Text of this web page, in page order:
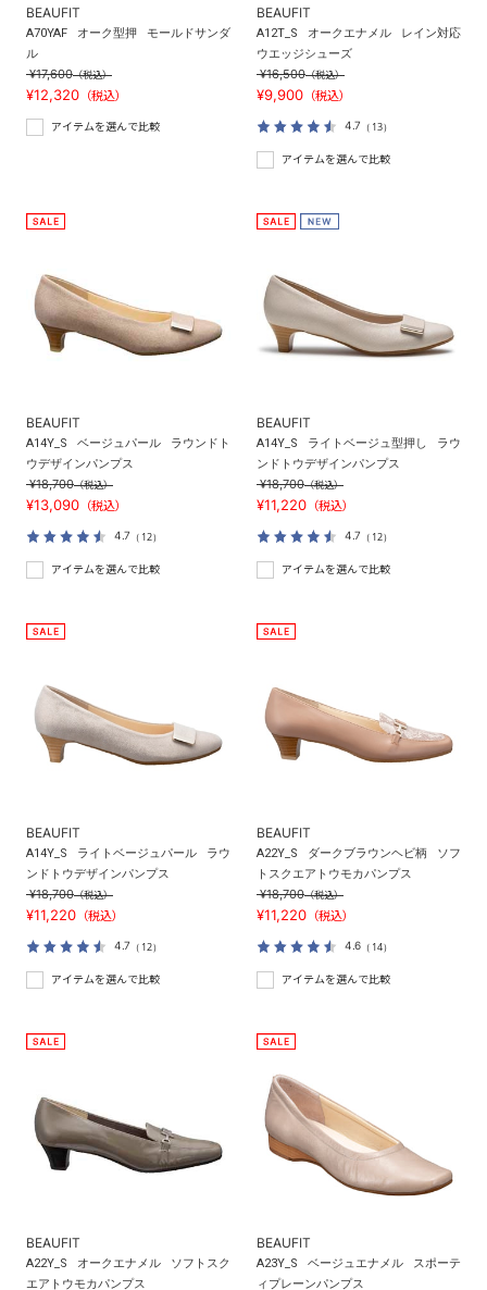
BEAUFIT
A70YAF オーク型押
モールドサンダ
ル
¥17,600（税込）
¥12,320 （税込）
アイテムを選んで比較
BEAUFIT
A12T_S オークエナメル
レイン対応
ウエッジシューズ
¥16,500（税込）
¥9,900 （税込）
4.7 （13）
アイテムを選んで比較
BEAUFIT
A14Y_S ベージュパール
ラウンドト
ウデザインパンプス
¥18,700（税込）
¥13,090 （税込）
4.7 （12）
アイテムを選んで比較
BEAUFIT
A14Y_S ライトベージュ型押し
ラウ
ンドトウデザインパンプス
¥18,700（税込）
¥11,220 （税込）
4.7 （12）
アイテムを選んで比較
BEAUFIT
A14Y_S ライトベージュパール
ラウ
ンドトウデザインパンプス
¥18,700（税込）
¥11,220 （税込）
4.7 （12）
アイテムを選んで比較
BEAUFIT
A22Y_S ダークブラウンヘビ柄
ソフ
トスクエアトウモカパンプス
¥18,700（税込）
¥11,220 （税込）
4.6 （14）
アイテムを選んで比較
BEAUFIT
A22Y_S オークエナメル
ソフトスク
エアトウモカパンプス
BEAUFIT
A23Y_S ベージュエナメル
スポーテ
ィプレーンパンプス